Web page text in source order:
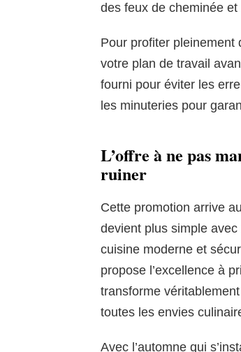
des feux de cheminée
Pour profiter pleinement
votre plan de travail
fourni pour éviter les
les minuteries pour
L’offre à ne pas
ruiner
Cette promotion arrive
devient plus simple avec
cuisine moderne et
propose l’excellence à
transforme
toutes les envies
Avec l’automne qui